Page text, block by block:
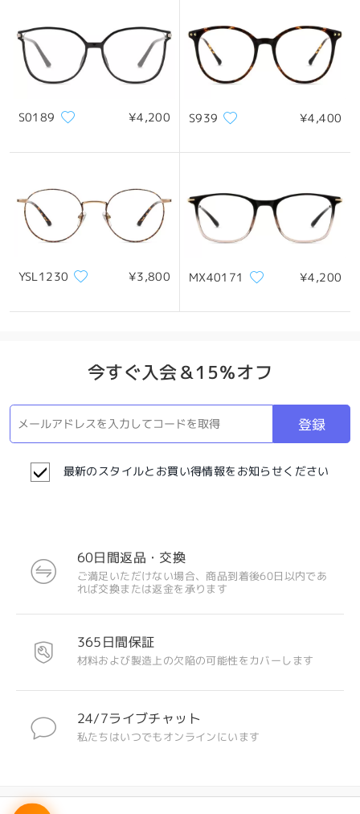
S0189 ¥4,200 S939 ¥4,400
YSL1230 ¥3,800 MX40171 ¥4,200
今すぐ入会＆15％オフ
登録
最新のスタイルとお買い得情報をお知らせください
60日間返品・交換
ご満足いただけない場合、商品到着後60日以内であ
れば交換または返金を承ります
365日間保証
材料および製造上の欠陥の可能性をカバーします
24/7ライブチャット
私たちはいつでもオンラインにいます